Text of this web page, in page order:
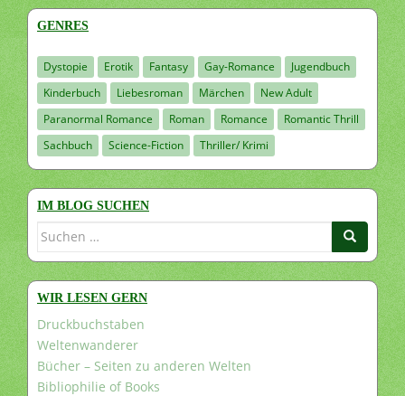
GENRES
Dystopie Erotik Fantasy Gay-Romance
Jugendbuch
Kinderbuch
Liebesroman Märchen
New Adult
Paranormal Romance
Roman Romance
Romantic Thrill
Sachbuch
Science-Fiction Thriller/ Krimi
IM BLOG SUCHEN
Suchen
WIR LESEN GERN
Druckbuchstaben
Weltenwanderer
Bücher – Seiten zu anderen Welten
Bibliophilie of Books